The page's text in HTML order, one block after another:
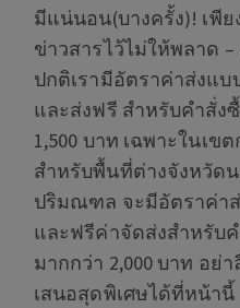
มีแน่นอน(บางครั้ง)! เพีย
ข่าวสารไว้ไม่ให้พลาด
ปกติเรามีอัตราค่าส่งแบ
และส่งฟรี สำหรับคำสั่
1,500 บาท เฉพาะในเ
สำหรับพื้นที่ต่างจังหวัด
ปริมณฑล จะมีอัตราค่าส่
และฟรีค่าจัดส่งสำหรับ
มากกว่า 2,000 บาท อ
เสนอสุดพิเศษได้ที่หน้านี้